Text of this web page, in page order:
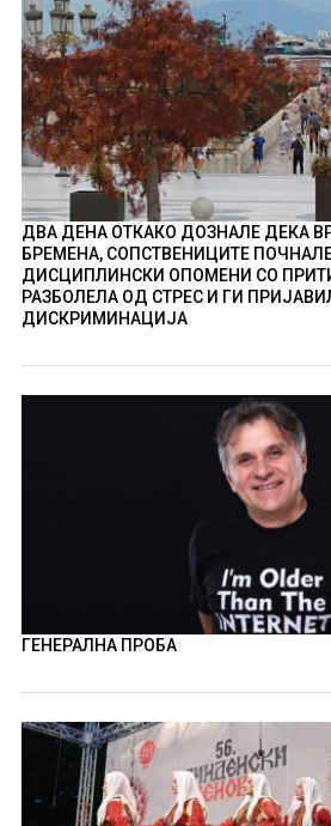
ДВА ДЕНА ОТКАКО ДОЗНАЛЕ ДЕКА
БРЕМЕНА, СОПСТВЕНИЦИТЕ
ДИСЦИПЛИНСКИ ОПОМЕНИ СО
РАЗБОЛЕЛА ОД СТРЕС И ГИ
ДИСКРИМИНАЦИЈА
ГЕНЕРАЛНА ПРОБА